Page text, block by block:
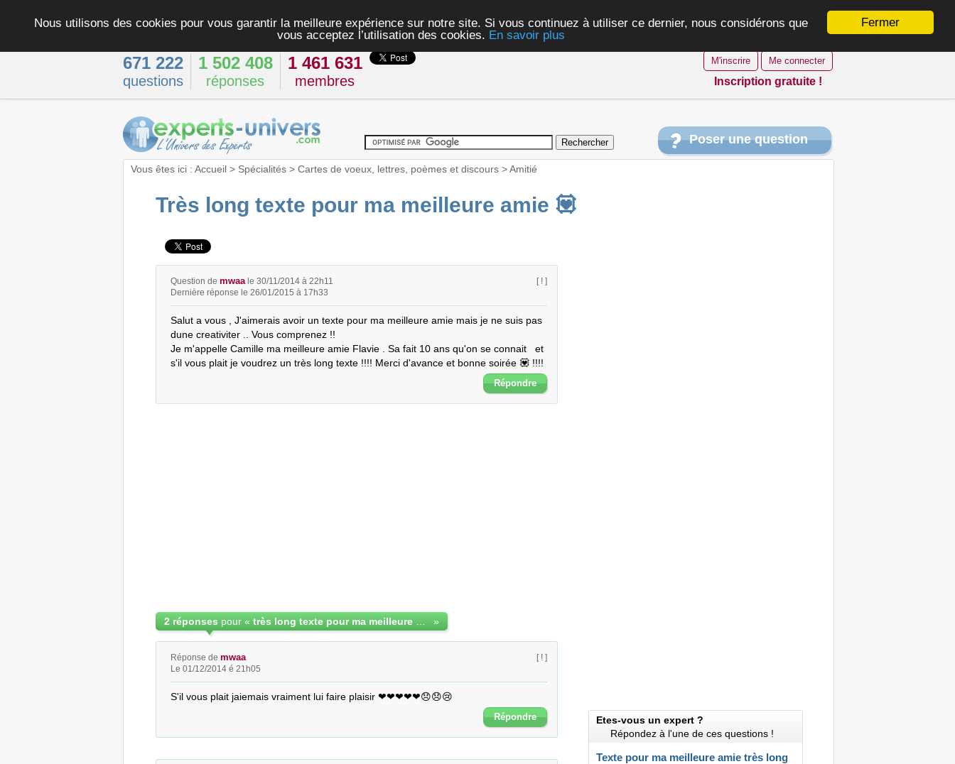
Fermer
Nous utilisons des cookies pour vous garantir la meilleure expérience sur notre site. Si vous continuez à utiliser ce dernier, nous considérons que
vous acceptez l’utilisation des cookies. En savoir plus
671 222
questions
1 502 408
réponses
1 461 631
membres
M'inscrire Me connecter
Inscription gratuite !
Poser une question
Vous êtes ici : Accueil> Spécialités> Cartes de voeux, lettres, poèmes et discours>Amitié
Très long texte pour ma meilleure amie 💟
Question de mwaale 30/11/2014 à 22h11
Dernière réponse le 26/01/2015 à 17h33
[ ! ]
Salut a vous , J'aimerais avoir un texte pour ma meilleure amie mais je ne suis pas
dune creativiter .. Vous comprenez !!
Je m'appelle Camille ma meilleure amie Flavie . Sa fait 10 ans qu'on se connait   et
s'il vous plait je voudrez un très long texte !!!! Merci d'avance et bonne soirée 💟 !!!!
Répondre
2 réponses pour « »
Réponse de mwaa
Le 01/12/2014 é 21h05
[ ! ]
S'il vous plait jaiemais vraiment lui faire plaisir ❤❤❤❤❤😞😞😢
Répondre
Etes-vous un expert ?
Répondez à l'une de ces questions !
Texte pour ma meilleure amie très long